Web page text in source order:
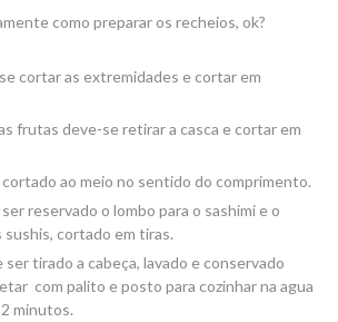
como preparar os recheios, ok?
cortar as extremidades e cortar em
frutas deve-se retirar a casca e cortar em
ao meio no sentido do comprimento.
reservado o lombo para o sashimi e o
cortado em tiras.
ser tirado a cabeça, lavado e conservado
com palito e posto para cozinhar na agua
minutos.